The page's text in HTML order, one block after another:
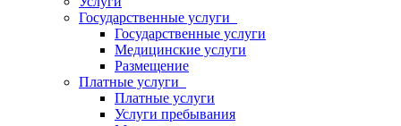
Государственные услуги
Государственные услуги
Медицинские услуги
Размещение
Платные услуги
Платные услуги
Услуги пребывания